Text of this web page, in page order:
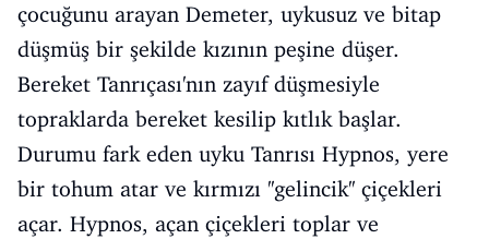
çocuğunu arayan Demeter, uykusuz ve bitap
düşmüş bir şekilde kızının peşine düşer.
Bereket Tanrıçası'nın zayıf düşmesiyle
topraklarda bereket kesilip kıtlık başlar.
Durumu fark eden uyku Tanrısı Hypnos, yere
bir tohum atar ve kırmızı ''gelincik'' çiçekleri
açar. Hypnos, açan çiçekleri toplar ve